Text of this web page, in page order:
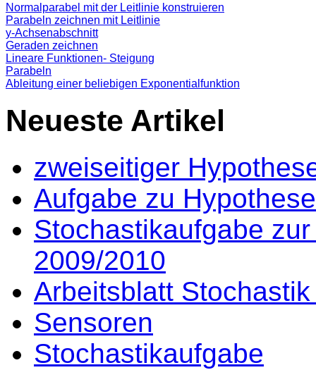
Normalparabel mit der Leitlinie konstruieren
Parabeln zeichnen mit Leitlinie
y-Achsenabschnitt
Geraden zeichnen
Lineare Funktionen- Steigung
Parabeln
Ableitung einer beliebigen Exponentialfunktion
Neueste Artikel
zweiseitiger
Aufgabe zu
Stochastikaufgabe
2009/2010
Arbeitsblatt
Sensoren
Stochastikaufgabe